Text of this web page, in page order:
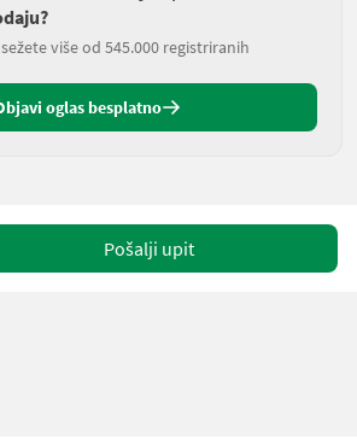
više od 545.000 registriranih
oglas besplatno
Pošalji upit